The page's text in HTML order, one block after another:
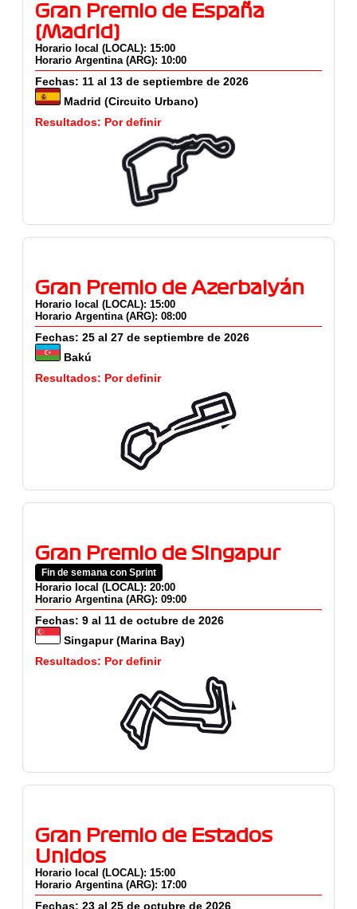
Gran Premio de España
(Madrid)
Horario local (LOCAL): 15:00
Horario Argentina (ARG): 10:00
Fechas: 11 al 13 de septiembre de 2026
Madrid (Circuito Urbano)
Resultados: Por definir
Gran Premio de Azerbaiyán
Horario local (LOCAL): 15:00
Horario Argentina (ARG): 08:00
Fechas: 25 al 27 de septiembre de 2026
Bakú
Resultados: Por definir
Gran Premio de Singapur
Fin de semana con Sprint
Horario local (LOCAL): 20:00
Horario Argentina (ARG): 09:00
Fechas: 9 al 11 de octubre de 2026
Singapur (Marina Bay)
Resultados: Por definir
Gran Premio de Estados
Unidos
Horario local (LOCAL): 15:00
Horario Argentina (ARG): 17:00
Fechas: 23 al 25 de octubre de 2026